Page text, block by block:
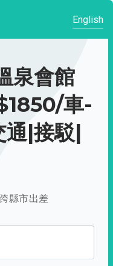
English
泉會館
車-
|接駁|
縣市出差